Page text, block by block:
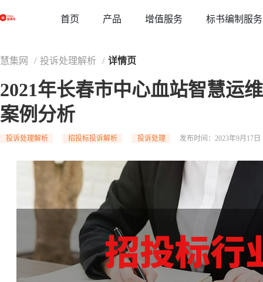
首页 产品 增值服务 标书编制服务
慧集网 / 投诉处理解析 / 详情页
2021年长春市中心血站智慧运
案例分析
投诉处理解析 招投标投诉解析 投诉处理 发布时间：2023年9月17日